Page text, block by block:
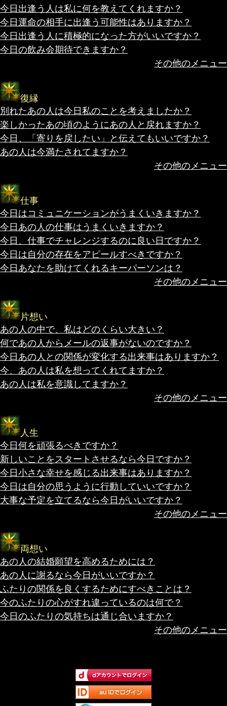
今日出逢う人は私に何を教えてくれますか？
今日運命の相手に出逢う可能性はありますか？
今日出逢う人に積極的になった方がいいですか？
今日の飲み会期待できますか？
その他のメニュー
復縁
別れたあの人は今日私のことを考えましたか？
楽しかったあの頃のようにあの人と戻れますか？
今日、「寄りを戻したい」と伝えてもいいですか？
あの人は今満たされてますか？
その他のメニュー
仕事
今日はコミュニケーションがうまくいきますか？
今日あの人の仕事はうまくいきますか？
今日、仕事でチャレンジするのに良い日ですか？
今日は自分の存在をアピールすべきですか？
今日あなたを助けてくれるキーパーソンは？
その他のメニュー
片想い
あの人の中で、私はどのくらい大きい？
何であの人からメールの返事がないのですか？
今日あの人との関係が変化する出来事はありますか？
今、あの人は私を想ってくれてますか？
あの人は私を意識してますか？
その他のメニュー
人生
今日何を頑張るべきですか？
新しいことをスタートさせるなら今日ですか？
今日小さな幸せを感じる出来事はありますか？
今日は自分の思うように行動していいですか？
大事な予定を立てるなら今日がいいですか？
その他のメニュー
両想い
あの人の結婚願望を高めるためには？
あの人に謝るなら今日がいいですか？
ふたりの関係を良くするためにすべきことは？
今のふたりの心がすれ違っているのは何で？
今日のふたりの気持ちは通じ合いますか？
その他のメニュー